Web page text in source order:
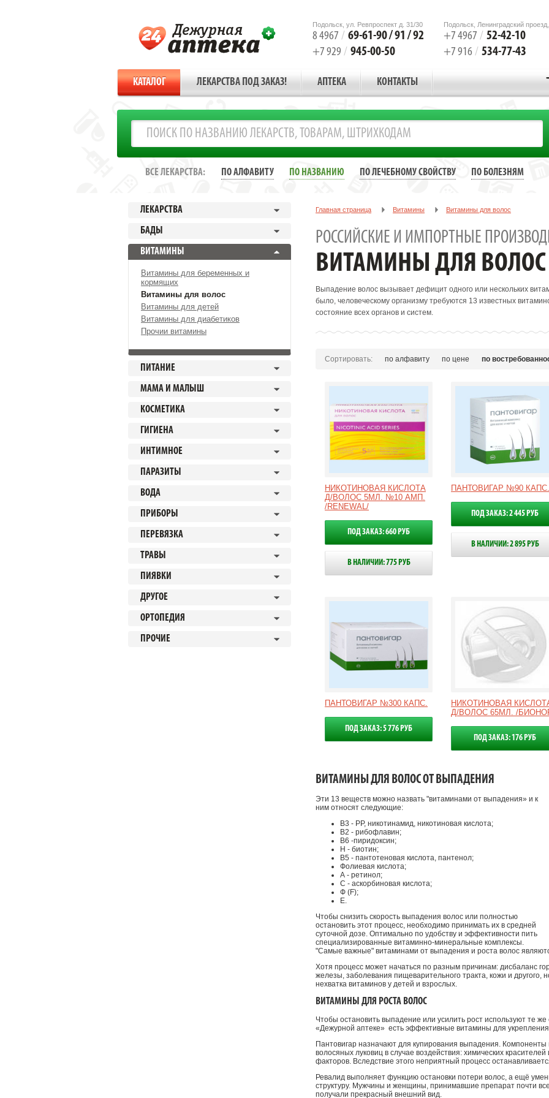
Подольск, ул. Ревпроспект д. 31/30
8 4967 / 69-61-90 / 91 / 92
+7 929 / 945-00-50
Подольск, Ленинградский
+7 4967 / 52-42-10
+7 916 / 534-77-43
КАТАЛОГ ЛЕКАРСТВА ПОД ЗАКАЗ! АПТЕКА КОНТАКТЫ
ВСЕ ЛЕКАРСТВА: ПО АЛФАВИТУ ПО НАЗВАНИЮ ПО ЛЕЧЕБНОМУ СВОЙСТВУ ПО БОЛЕЗНЯМ
ЛЕКАРСТВА
БАДЫ
ВИТАМИНЫ
Витамины для беременных и
кормящих
Витамины для волос
Витамины для детей
Витамины для диабетиков
Прочии витамины
ПИТАНИЕ
МАМА И МАЛЫШ
КОСМЕТИКА
ГИГИЕНА
ИНТИМНОЕ
ПАРАЗИТЫ
ВОДА
ПРИБОРЫ
ПЕРЕВЯЗКА
ТРАВЫ
ПИЯВКИ
ДРУГОЕ
ОРТОПЕДИЯ
ПРОЧИЕ
Главная страница Витамины Витамины для волос
РОССИЙСКИЕ И ИМПОРТНЫЕ
ВИТАМИНЫ ДЛЯ ВОЛОС
Выпадение волос вызывает дефицит одного или нескольких
было, человеческому организму требуются 13 известных
состояние всех органов и систем.
Сортировать: по алфавиту по цене по
НИКОТИНОВАЯ КИСЛОТА
Д/ВОЛОС 5МЛ. №10 АМП.
/RENEWAL/
ПОД ЗАКАЗ: 660 РУБ
В НАЛИЧИИ: 775 РУБ
ПАНТОВИГАР №90 КАПС.
ПОД ЗАКАЗ: 2 445 РУБ
В НАЛИЧИИ: 2 895 РУБ
ПАНТОВИГАР №300 КАПС.
ПОД ЗАКАЗ: 5 776 РУБ
НИКОТИНОВАЯ
Д/ВОЛОС 65МЛ. /
ПОД ЗАКАЗ: 176 РУБ
ВИТАМИНЫ ДЛЯ ВОЛОС ОТ ВЫПАДЕНИЯ
Эти 13 веществ можно назвать "витаминами от выпадения» и к
ним относят следующие:
В3 - РР, никотинамид, никотиновая кислота;
В2 - рибофлавин;
В6 -пиридоксин;
Н - биотин;
В5 - пантотеновая кислота, пантенол;
Фолиевая кислота;
А - ретинол;
С - аскорбиновая кислота;
Ф (F);
Е.
Чтобы снизить скорость выпадения волос или полностью
остановить этот процесс, необходимо принимать их в средней
суточной дозе. Оптимально по удобству и эффективности пить
специализированные витаминно-минеральные комплексы.
"Самые важные" витаминами от выпадения и роста волос
Хотя процесс может начаться по разным причинам: дисбаланс
железы, заболевания пищеварительного тракта, кожи и
нехватка витаминов у детей и взрослых.
ВИТАМИНЫ ДЛЯ РОСТА ВОЛОС
Чтобы остановить выпадение или усилить рост используют те
«Дежурной аптеке» есть эффективные витамины для
Пантовигар назначают для купирования выпадения.
волосяных луковиц в случае воздействия: химических
факторов. Вследствие этого неприятный процесс
Ревалид выполняет функцию остановки потери волос, а ещё
структуру. Мужчины и женщины, принимавшие препарат почти
получали прекрасный внешний вид.